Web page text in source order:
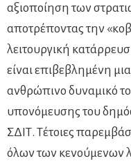
αξιοποίηση των
αποτρέποντας την
λειτουργική
είναι επιβεβλημένη
ανθρώπινο δυναμικό
υπονόμευσης του
ΣΔΙΤ. Τέτοιες
όλων των κενούμενων